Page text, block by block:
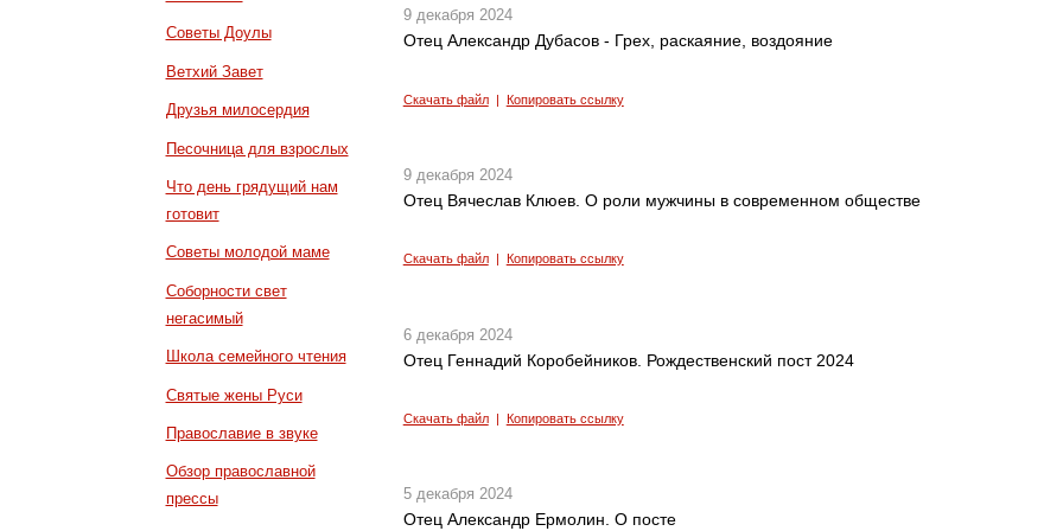
Советы Доулы
Ветхий Завет
Друзья милосердия
Песочница для взрослых
Что день грядущий нам
готовит
Советы молодой маме
Соборности свет
негасимый
Школа семейного чтения
Святые жены Руси
Православие в звуке
Обзор православной
прессы
9 декабря 2024
Отец Александр Дубасов - Грех, раскаяние, воздояние
Скачать файл| Копировать ссылку
9 декабря 2024
Отец Вячеслав Клюев. О роли мужчины в современном обществе
Скачать файл| Копировать ссылку
6 декабря 2024
Отец Геннадий Коробейников. Рождественский пост 2024
Скачать файл| Копировать ссылку
5 декабря 2024
Отец Александр Ермолин. О посте